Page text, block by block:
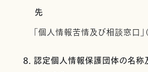
先
「個人情報苦情及び相談窓口」
8. 認定個人情報保護団体の名称